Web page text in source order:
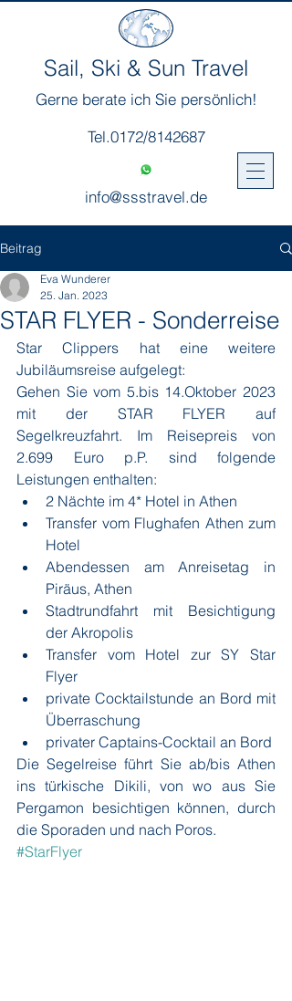
Sail, Ski & Sun Travel
Gerne berate ich Sie persönlich!
Tel.0172/8142687
info@ssstravel.de
Beitrag
STAR FLYER - Sonderreise
Eva Wunderer
25. Jan. 2023
Star Clippers hat eine weitere
Jubiläumsreise aufgelegt:
Gehen Sie vom 5.bis 14.Oktober 2023
mit der STAR FLYER auf
Segelkreuzfahrt. Im Reisepreis von
2.699 Euro p.P. sind folgende
Leistungen enthalten:
2 Nächte im 4* Hotel in Athen
Transfer vom Flughafen Athen zum
Hotel
Abendessen am Anreisetag in
Piräus, Athen
Stadtrundfahrt mit Besichtigung
der Akropolis
Transfer vom Hotel zur SY Star
Flyer
private Cocktailstunde an Bord mit
Überraschung
privater Captains-Cocktail an Bord
Die Segelreise führt Sie ab/bis Athen
ins türkische Dikili, von wo aus Sie
Pergamon besichtigen können, durch
die Sporaden und nach Poros.
#StarFlyer